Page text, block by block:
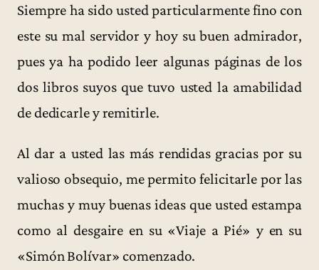
Siempre ha sido usted particularmente fino con
este su mal servidor y hoy su buen admirador,
pues ya ha podido leer algunas páginas de los
dos libros suyos que tuvo usted la amabilidad
de dedicarle y remitirle.
Al dar a usted las más rendidas gracias por su
valioso obsequio, me permito felicitarle por las
muchas y muy buenas ideas que usted estampa
como al desgaire en su «Viaje a Pié» y en su
«Simón Bolívar» comenzado.